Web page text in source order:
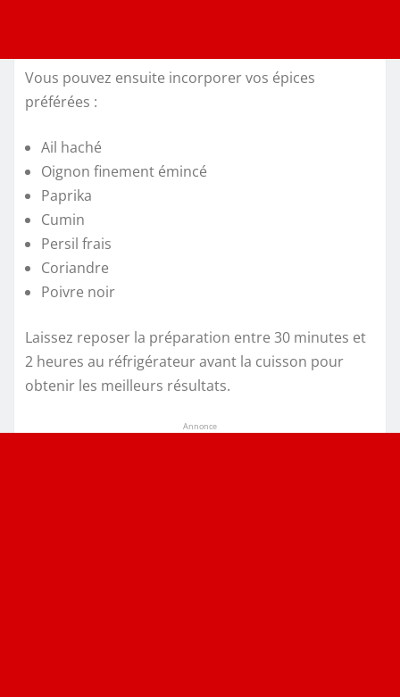
Vous pouvez ensuite incorporer vos épices
préférées :
Ail haché
Oignon finement émincé
Paprika
Cumin
Persil frais
Coriandre
Poivre noir
Laissez reposer la préparation entre 30 minutes et
2 heures au réfrigérateur avant la cuisson pour
obtenir les meilleurs résultats.
Annonce